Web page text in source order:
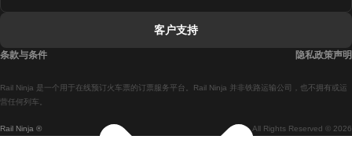
馬德里開往巴塞罗那的列車
Rail Ninja ® All Rights Reserved © 2026
Rail Ninja 是一个用于在线预订火车票的订票服务平台。Rail Ninja 并非铁路运输公司，也不拥有或运
营任何列车。
客户支持
条款与条件 隐私政策声明